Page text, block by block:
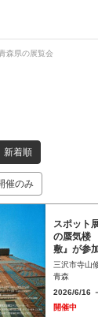
森県の展覧会
新着順
催のみ
スポット
の蜃気楼
敷』が参
三沢市寺山
青森
2026/6/16
開催中